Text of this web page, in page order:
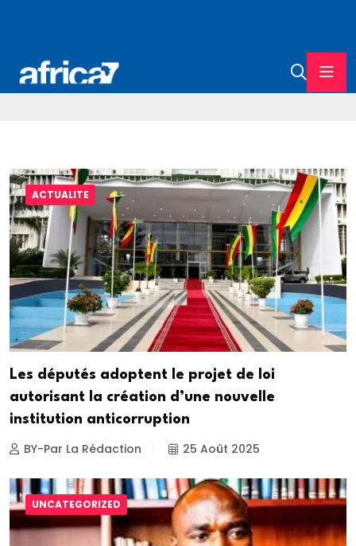
ACTUALITE
Les députés adoptent le projet de loi
autorisant la création d’une nouvelle
institution anticorruption
BY-Par La Rédaction 25 Août 2025
UNCATEGORIZED